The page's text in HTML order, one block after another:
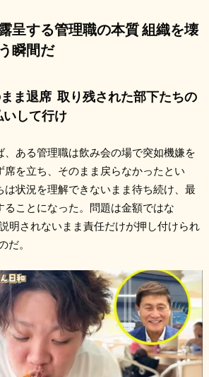
呈する管理職の本質 組織を壊
瞬間だ
ま退席 取り残された部下たちの
して行け
、ある管理職は飲み会の場で突如機嫌を
席を立ち、そのまま戻らなかったとい
は状況を理解できないまま待ち続け、最
ることになった。問題は金額ではな
明されないまま責任だけが押し付けられ
だ。